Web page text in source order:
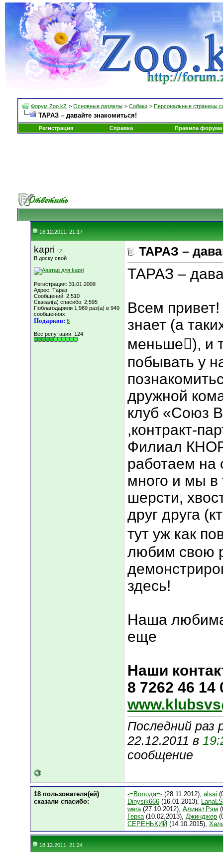
Форум Zoo.kZ > Основные разделы > Собаки > Персональные страницы
ТАРАЗ – давайте знакомиться!
Регистрация Справка Правила форума
18.12.2011, 21:17
kapri
В доску свой
Регистрация: 31.01.2009
Адрес: Тараз
Сообщений: 2,510
Сказал(а) спасибо: 2,595
Поблагодарили 1,989 раз(а) в 949
сообщениях
Подарков: 6
Вес репутации: 124
ТАРАЗ –
ТАРАЗ –
Всем
знает (а
меньше), и
побывать у
дружной
клуб «Союз
,контракт-
Филиал
работаем на
много и мы в
шерсти,
друг друга
тут уж как
любим свою
здесь!
Наша
еще
Наши
8 7262 46 14
Последний раз
22.12.2011 в
сообщение
18 пользователя(ей)
сказали cпасибо:
-=Володя=- (28.11.2012), alsai
Dinysik666 (16.01.2013),
wera(27.10.2012), Алина+Рэм
Герка(10.02.2013), Джинджер
СЕРЕНЬКИЙ (14.10.2015),
18.12.2011, 21:24